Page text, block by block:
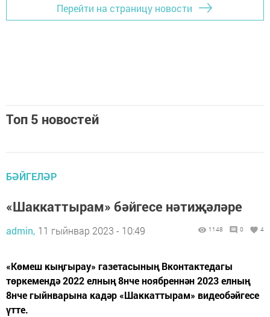
Перейти на страницу новости
Топ 5 новостей
БӘЙГЕЛӘР
«Шаккаттырам» бәйгесе нәтиҗәләре
admin, 11 гыйнвар 2023 - 10:49 1148 0 4
«Көмеш кыңгырау» газетасының Вконтактедагы
төркемендә 2022 елның 8нче ноябреннән 2023 елның
8нче гыйнварына кадәр «Шаккаттырам» видеобәйгесе
үтте.